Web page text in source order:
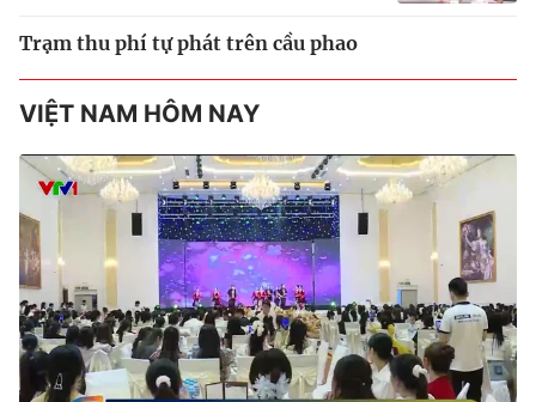
Trạm thu phí tự phát trên cầu phao
VIỆT NAM HÔM NAY